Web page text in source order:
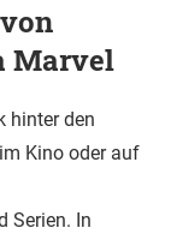
Marvel
hinter den
Kino oder auf
Serien. In